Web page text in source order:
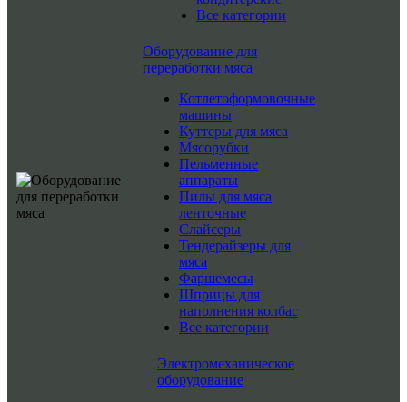
Все категории
Оборудование для
переработки мяса
Котлетоформовочные
машины
Куттеры для мяса
Мясорубки
Пельменные
аппараты
Пилы для мяса
ленточные
Слайсеры
Тендерайзеры для
мяса
Фаршемесы
Шприцы для
наполнения колбас
Все категории
Электромеханическое
оборудование